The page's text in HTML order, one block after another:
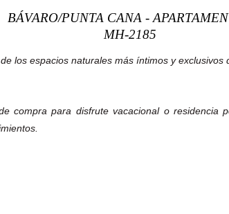
BÁVARO/PUNTA CANA -
MH-2185
los espacios naturales más íntimos y exclusivos
compra para disfrute vacacional o residencia